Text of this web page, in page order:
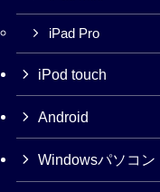
iPad Pro
iPod touch
Android
Windowsパソコン